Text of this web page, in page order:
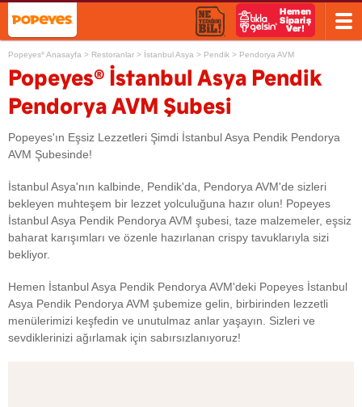
Popeyes® Anasayfa > Restoranlar > İstanbul Asya > Pendik > Pendorya AVM
Popeyes®
İstanbul Asya Pendik
Pendorya AVM Şubesi
Popeyes'ın Eşsiz Lezzetleri Şimdi İstanbul Asya Pendik Pendorya
AVM Şubesinde!
İstanbul Asya'nın kalbinde, Pendik'da, Pendorya AVM'de sizleri
bekleyen muhteşem bir lezzet yolculuğuna hazır olun! Popeyes
İstanbul Asya Pendik Pendorya AVM şubesi, taze malzemeler, eşsiz
baharat karışımları ve özenle hazırlanan crispy tavuklarıyla sizi
bekliyor.
Hemen İstanbul Asya Pendik Pendorya AVM'deki Popeyes İstanbul
Asya Pendik Pendorya AVM şubemize gelin, birbirinden lezzetli
menülerimizi keşfedin ve unutulmaz anlar yaşayın. Sizleri ve
sevdiklerinizi ağırlamak için sabırsızlanıyoruz!